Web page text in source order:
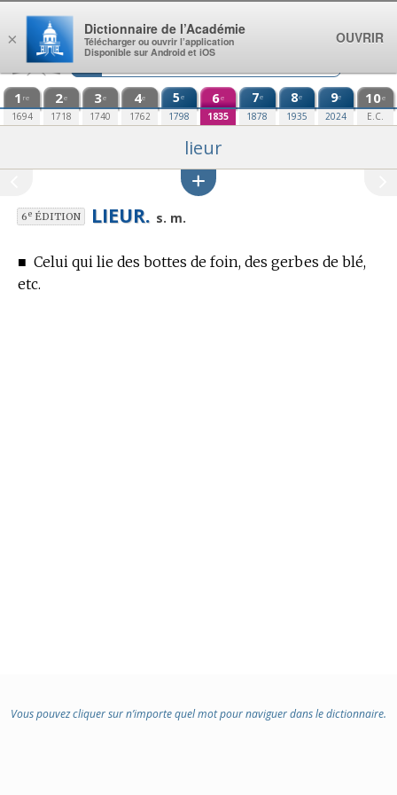
Aller au contenu
1 re
1694
2e
1718
3e
1740
4e
1762
5e
1798
6e
1835
7e
1878
8e
1935
9e
2024
10e
E.C.
lieur
6eÉDITION LIEUR. s. m.
■ Celui qui lie des bottes de foin, des gerbes de blé,
etc.
Vous pouvez cliquer sur n’importe quel mot pour naviguer dans le dictionnaire.
×
Dictionnaire de l’Académie
Télécharger ou ouvrir l’application
Disponible sur Android et iOS
OUVRIR